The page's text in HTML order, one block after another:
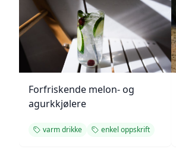
Forfriskende melon- og
agurkkjølere
varm drikke enkel oppskrift